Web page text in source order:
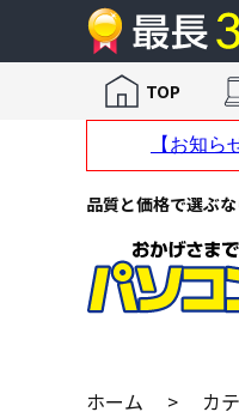
品質と価格で選ぶ
TOP
ホーム > カ